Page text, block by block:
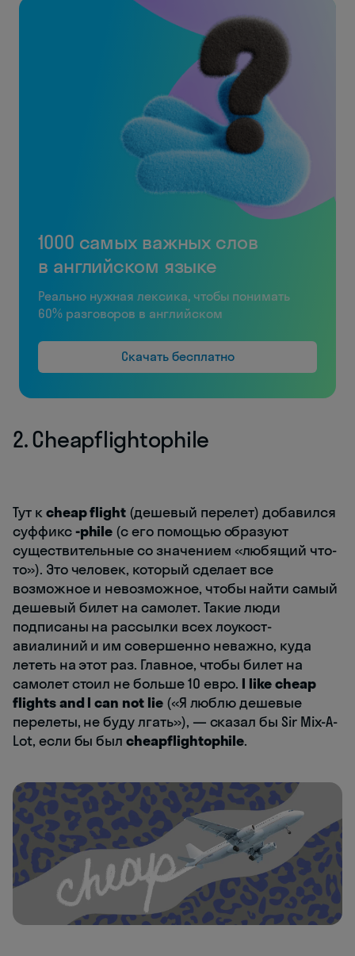
1000 самых важных слов
в английском языке
Реально нужная лексика, чтобы понимать
60% разговоров в английском
Скачать бесплатно
2. Сheapflightophile
Тут кcheap flight (дешевый перелет) добавился
суффикс-phile (с его помощью образуют
существительные со значением «любящий что-
то»). Это человек, который сделает все
возможное и невозможное, чтобы найти самый
дешевый билет на самолет. Такие люди
подписаны на рассылки всех лоукост-
авиалиний и им совершенно неважно, куда
лететь на этот раз. Главное, чтобы билет на
самолет стоил не больше 10 евро. I like cheap
flights and I can not lie(«Я люблю дешевые
перелеты, не буду лгать»), — сказал бы Sir Mix-A-
Lot, если бы былcheapflightophile.